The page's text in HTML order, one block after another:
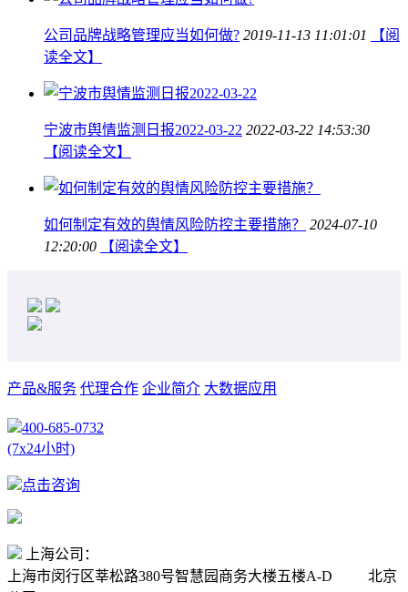
公司品牌战略管理应当如何做? 2019-11-13 11:01:01
【阅
读全文】
宁波市舆情监测日报2022-03-22 2022-03-22 14:53:30
【阅读全文】
如何制定有效的舆情风险防控主要措施？
2024-07-10
12:20:00
【阅读全文】
产品&服务 代理合作 企业简介 大数据应用
400-685-0732
(7x24小时)
点击咨询
上海公司：
上海市闵行区莘松路380号智慧园商务大楼五楼A-D
北京